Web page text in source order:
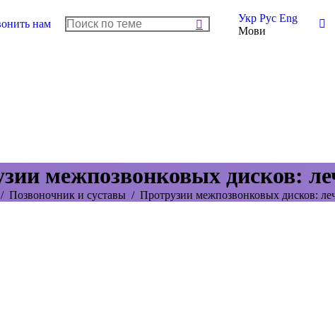
нам Укр Рус Eng
Мови
межпозвонковых дисков:
Позвоночник и суставы Протрузии межпозвонковых дисков: